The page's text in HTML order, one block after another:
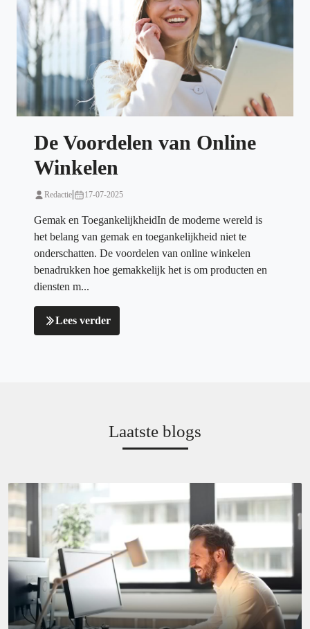
De Voordelen van Online
Winkelen
Redactie| 17-07-2025
Gemak en ToegankelijkheidIn de moderne wereld is
het belang van gemak en toegankelijkheid niet te
onderschatten. De voordelen van online winkelen
benadrukken hoe gemakkelijk het is om producten en
diensten m...
Lees verder
Laatste blogs